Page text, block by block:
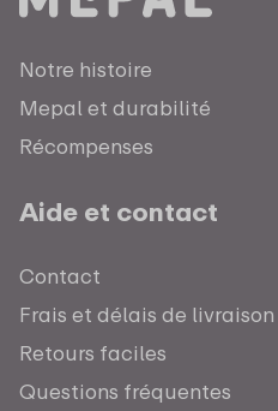
Notre histoire
Mepal et durabilité
Récompenses
Aide et contact
Contact
Frais et délais de livraison
Retours faciles
Questions fréquentes